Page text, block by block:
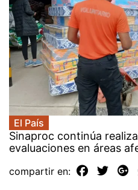
El País
Sinaproc continúa
evaluaciones en áreas
compartir en: